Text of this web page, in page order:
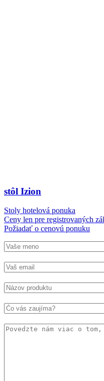
stôl Izion
Stoly hotelová ponuka
Ceny len pre registrovaných
Požiadať o cenovú ponuku